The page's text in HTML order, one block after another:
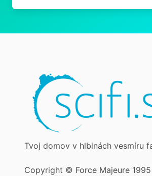
Tvoj domov v hlbinách vesmíru
Copyright © Force Majeure